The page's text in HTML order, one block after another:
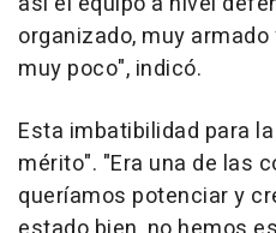
organizado, muy
muy poco", indicó.
Esta imbatibilidad para
mérito". "Era una de las
queríamos potenciar y